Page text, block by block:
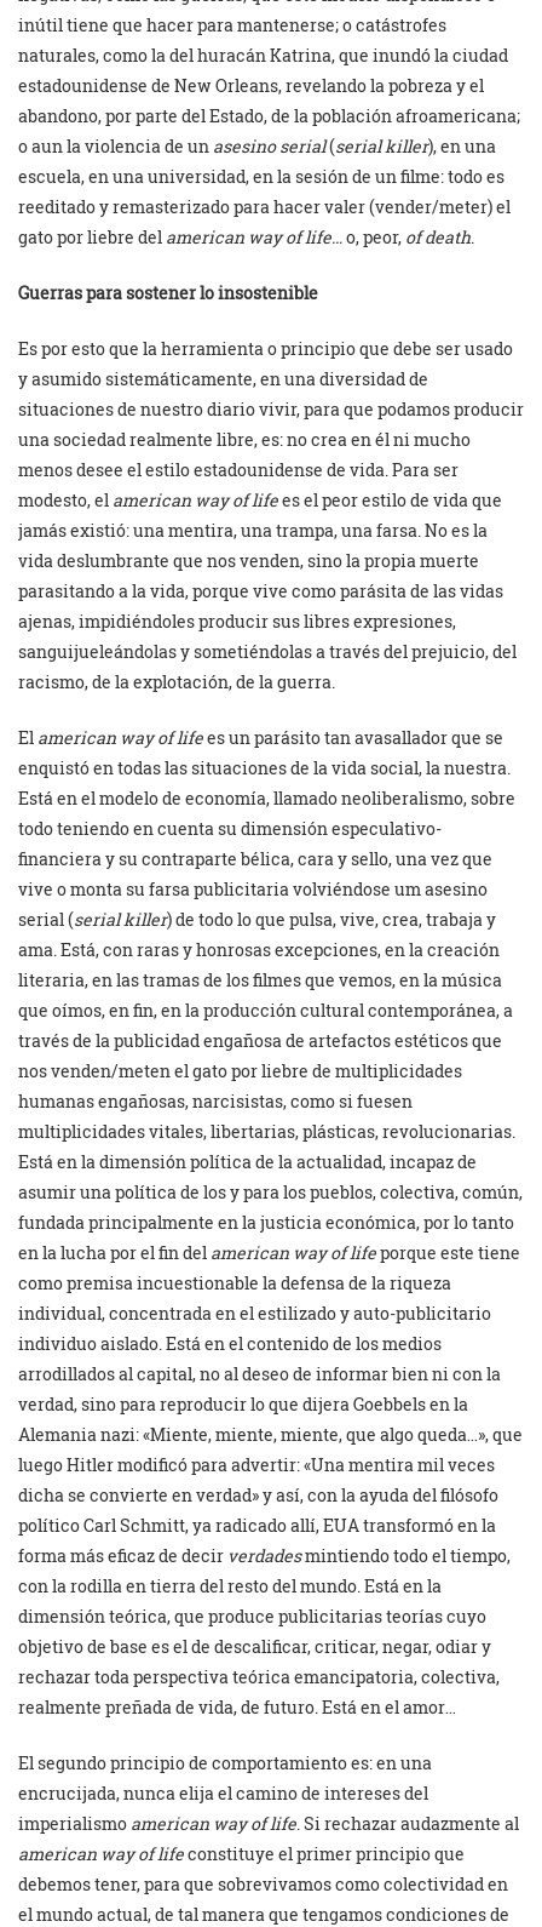
inútil tiene que hacer para mantenerse; o catástrofes
naturales, como la del huracán Katrina, que inundó la ciudad
estadounidense de New Orleans, revelando la pobreza y el
abandono, por parte del Estado, de la población afroamericana;
o aun la violencia de un asesino serial(serial killer), en una
escuela, en una universidad, en la sesión de un filme: todo es
reeditado y remasterizado para hacer valer (vender/meter) el
gato por liebre del american way of life…o, peor, of death.
Guerras para sostener lo insostenible
Es por esto que la herramienta o principio que debe ser usado
y asumido sistemáticamente, en una diversidad de
situaciones de nuestro diario vivir, para que podamos producir
una sociedad realmente libre, es: no crea en él ni mucho
menos desee el estilo estadounidense de vida. Para ser
modesto, el american way of lifees el peor estilo de vida que
jamás existió: una mentira, una trampa, una farsa. No es la
vida deslumbrante que nos venden, sino la propia muerte
parasitando a la vida, porque vive como parásita de las vidas
ajenas, impidiéndoles producir sus libres expresiones,
sanguijueleándolas y sometiéndolas a través del prejuicio, del
racismo, de la explotación, de la guerra.
El american way of lifees un parásito tan avasallador que se
enquistó en todas las situaciones de la vida social, la nuestra.
Está en el modelo de economía, llamado neoliberalismo, sobre
todo teniendo en cuenta su dimensión especulativo-
financiera y su contraparte bélica, cara y sello, una vez que
vive o monta su farsa publicitaria volviéndose um asesino
serial (serial killer) de todo lo que pulsa, vive, crea, trabaja y
ama. Está, con raras y honrosas excepciones, en la creación
literaria, en las tramas de los filmes que vemos, en la música
que oímos, en fin, en la producción cultural contemporánea, a
través de la publicidad engañosa de artefactos estéticos que
nos venden/meten el gato por liebre de multiplicidades
humanas engañosas, narcisistas, como si fuesen
multiplicidades vitales, libertarias, plásticas, revolucionarias.
Está en la dimensión política de la actualidad, incapaz de
asumir una política de los y para los pueblos, colectiva, común,
fundada principalmente en la justicia económica, por lo tanto
en la lucha por el fin del american way of lifeporque este tiene
como premisa incuestionable la defensa de la riqueza
individual, concentrada en el estilizado y auto-publicitario
individuo aislado. Está en el contenido de los medios
arrodillados al capital, no al deseo de informar bien ni con la
verdad, sino para reproducir lo que dijera Goebbels en la
Alemania nazi: «Miente, miente, miente, que algo queda…», que
luego Hitler modificó para advertir: «Una mentira mil veces
dicha se convierte en verdad» y así, con la ayuda del filósofo
político Carl Schmitt, ya radicado allí, EUA transformó en la
forma más eficaz de decir verdadesmintiendo todo el tiempo,
con la rodilla en tierra del resto del mundo. Está en la
dimensión teórica, que produce publicitarias teorías cuyo
objetivo de base es el de descalificar, criticar, negar, odiar y
rechazar toda perspectiva teórica emancipatoria, colectiva,
realmente preñada de vida, de futuro. Está en el amor…
El segundo principio de comportamiento es: en una
encrucijada, nunca elija el camino de intereses del
imperialismo american way of life. Si rechazar audazmente al
american way of lifeconstituye el primer principio que
debemos tener, para que sobrevivamos como colectividad en
el mundo actual, de tal manera que tengamos condiciones de